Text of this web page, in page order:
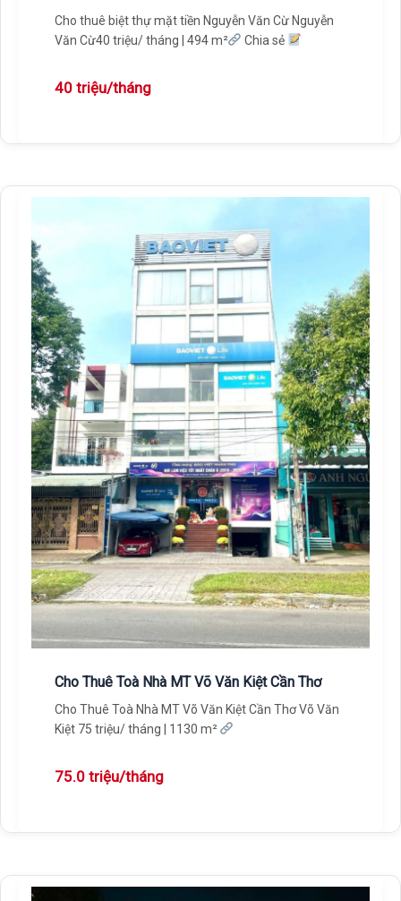
Cho thuê biệt thự mặt tiền Nguyễn Văn Cừ Nguyễn
Văn Cừ40 triệu/ tháng | 494 m²
Chia sẻ
40 triệu/tháng
Cho Thuê Toà Nhà MT Võ Văn Kiệt Cần Thơ
Cho Thuê Toà Nhà MT Võ Văn Kiệt Cần Thơ Võ Văn
Kiệt 75 triệu/ tháng | 1130 m²
75.0 triệu/tháng